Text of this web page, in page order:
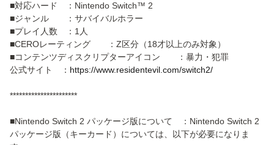
■対応ハード ：Nintendo Switch™ 2
■ジャンル ：サバイバルホラー
■プレイ人数 ：1人
■CEROレーティング ：Z区分（18才以上のみ対象）
■コンテンツディスクリプターアイコン ：暴力・犯罪
公式サイト ： https://www.residentevil.com/switch2/
**********************
■Nintendo Switch 2 パッケージ版について ：Nintendo Switch 2
パッケージ版（キーカード）については、以下が必要になりま